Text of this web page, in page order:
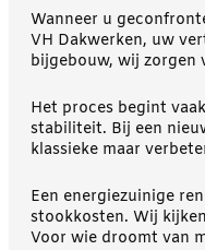
Wanneer u
VH Dakwerken, uw
bijgebouw, wij zorgen
Het proces begint
stabiliteit. Bij een
klassieke maar
Een energiezuinige
stookkosten. Wij
Voor wie droomt van